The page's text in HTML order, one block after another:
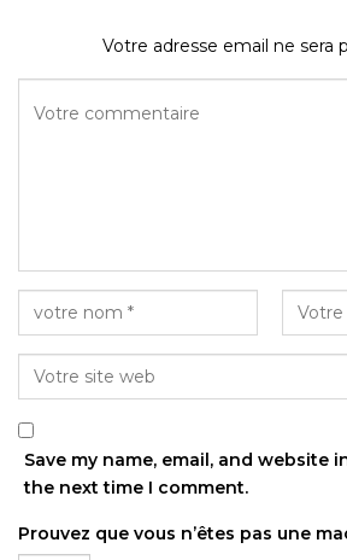
Votre adresse email ne sera
Save my name, email, and website
the next time I comment.
Prouvez que vous n’êtes pas une